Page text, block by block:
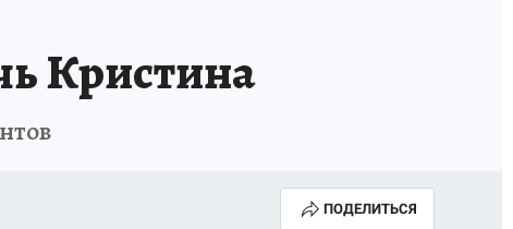
Кристина
ПОДЕЛИТЬСЯ